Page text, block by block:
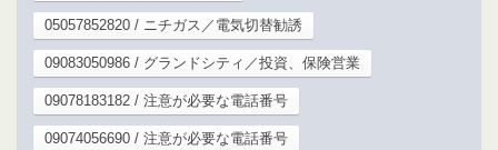
05057852820 / ニチガス／電気切替勧誘
09083050986 / グランドシティ／投資、保険営業
09078183182 / 注意が必要な電話番号
09074056690 / 注意が必要な電話番号